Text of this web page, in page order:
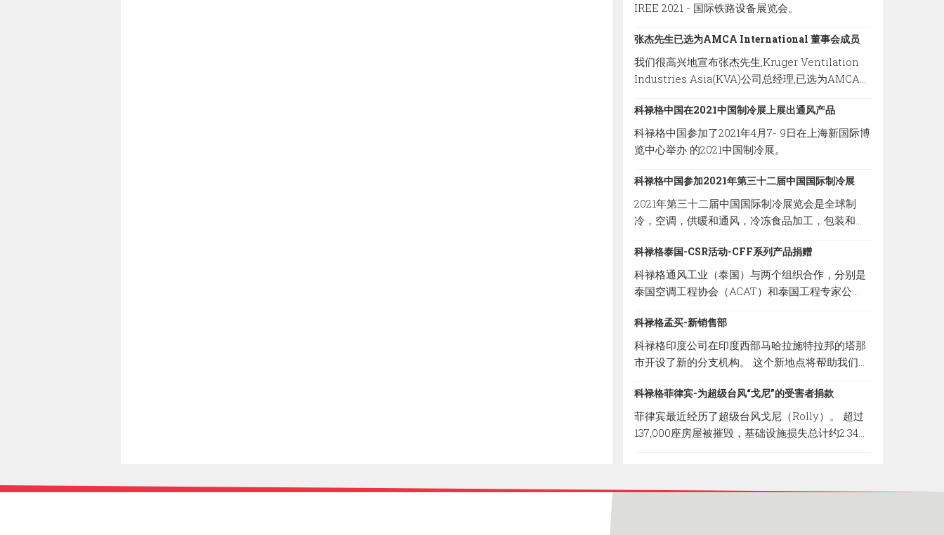
IREE 2021 - 国际铁路设备展览会。
张杰先生已选为AMCA International 董事会成员
我们很高兴地宣布张杰先生,Kruger Ventilation
Industries Asia(KVA)公司总经理,已选为AMCA
科禄格中国在2021中国制冷展上展出通风产品
科禄格中国参加了2021年4月7- 9日在上海新国际博
览中心举办 的2021中国制冷展。
科禄格中国参加2021年第三十二届中国国际制冷展
2021年第三十二届中国国际制冷展览会是全球制
冷，空调，供暖和通风，冷冻食品加工，包装和储
科禄格泰国-CSR活动-CFF系列产品捐赠
科禄格通风工业（泰国）与两个组织合作，分别是
泰国空调工程协会（ACAT）和泰国工程专家公
CABINET FILTER FANS（CFF系列）单位。
HSS将把我们的通气产品分发给处于危险区域的当
地医院，以防止COVID-19通过空调系统在医疗团
过过滤的送风系统，为专门过滤细菌和病毒设计使
用的高校微粒子（HEPA）过滤器，清除率可达
99.99%。
科禄格孟买-新销售部
科禄格印度公司在印度西部马哈拉施特拉邦的塔那
市开设了新的分支机构。 这个新地点将帮助我们迅
下是新销售部的地址； 地址：B-308, Lodha
Supremus II, Road No.22, Wagle Estate,Thane
(W) -400 604, Maharashtra, India
科禄格菲律宾-为超级台风“戈尼”的受害者捐款
菲律宾最近经历了超级台风戈尼（Rolly）。 超过
137,000座房屋被摧毁，基础设施损失总计约2.34亿